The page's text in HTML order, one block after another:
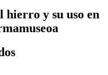
hierro y su uso en